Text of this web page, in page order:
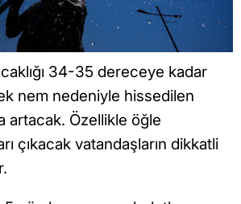
34-35 dereceye kadar
nem nedeniyle hissedilen
artacak. Özellikle öğle
çıkacak vatandaşların dikkatli